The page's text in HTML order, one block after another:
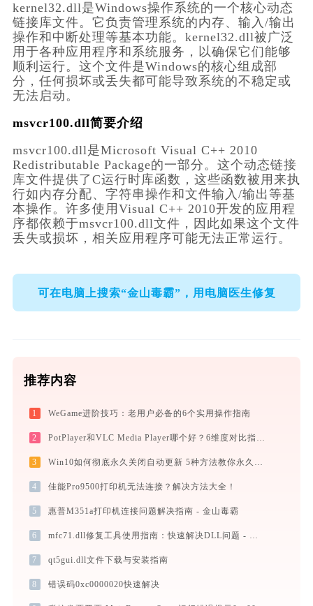
kernel32.dll是Windows操作系统的一个核心动态
链接库文件。它负责管理系统的内存、输入/输出
操作和中断处理等基本功能。kernel32.dll被广泛
用于各种应用程序和系统服务，以确保它们能够
顺利运行。这个文件是Windows的核心组成部
分，任何损坏或丢失都可能导致系统的不稳定或
无法启动。
msvcr100.dll简要介绍
msvcr100.dll是Microsoft Visual C++ 2010
Redistributable Package的一部分。这个动态链接
库文件提供了C运行时库函数，这些函数被用来执
行如内存分配、字符串操作和文件输入/输出等基
本操作。许多使用Visual C++ 2010开发的应用程
序都依赖于msvcr100.dll文件，因此如果这个文件
丢失或损坏，相关应用程序可能无法正常运行。
可在电脑上搜索“金山毒霸”，用电脑医生修复
推荐内容
1 WeGame进阶技巧：老用户必备的6个实用操作指南
2 PotPlayer和VLC Media Player哪个好？6维度对比指南
3 Win10如何彻底永久关闭自动更新 5种方法教你永久关闭win10自动更新
4 佳能Pro9500打印机无法连接？解决方法大全！
5 惠普M351a打印机连接问题解决指南 - 金山毒霸
6 mfc71.dll修复工具使用指南：快速解决DLL问题 - 金山毒霸
7 qt5gui.dll文件下载与安装指南
8 错误码0xc0000020快速解决